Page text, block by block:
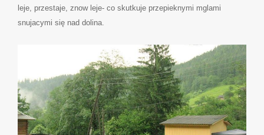
leje, przestaje, znow leje- co skutkuje przepieknymi mglami
snujacymi się nad dolina.